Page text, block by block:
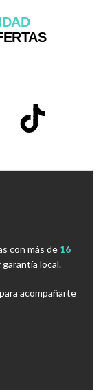
con más de 16
local.
para acompañarte